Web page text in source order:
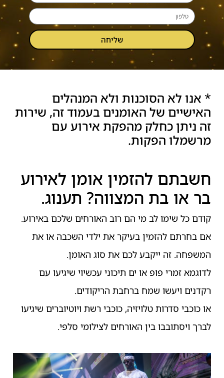
שליחה
* אנו לא הסוכנות ולא המנהלים
האישיים של האומנים בעמוד זה, שירות
זה ניתן כחלק מהפקת אירוע עם
מרשמלו הפקות.
חשבתם להזמין אומן לאירוע
בר או בת המצווה? תענוג.
קודם כל שימו לב מי הם רוב האורחים שלכם באירוע.
אם בחרתם להזמין בעיקר את ילדי השכבה או את
המשפחה. זה ייקבע לכם את סוג האומן.
לדוגמא זמרי פופ או ים תיכוני עכשיוי שיגיעו עם
רקדנים ויעשו שמח ברחבת הריקודים.
או כוכבי סדרות טלויזיה, כוכבי רשת ויוטיוברים שיגיעו
לברך ויסתובבו בין האורחים לצילומי סלפי.